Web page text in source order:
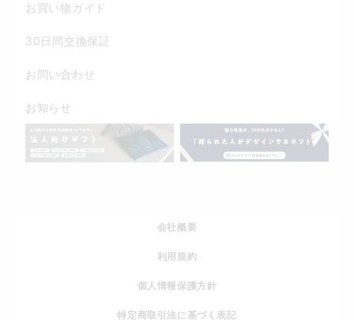
お買い物ガイド
30日間交換保証
お問い合わせ
お知らせ
会社概要
利用規約
個人情報保護方針
特定商取引法に基づく表記